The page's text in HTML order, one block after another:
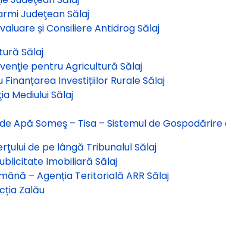
Judeţean Sălaj
și Consiliere Antidrog Sălaj
Sălaj
pentru Agricultură Sălaj
Investițiilor Rurale Sălaj
Mediului Sălaj
Apă Someş – Tisa – Sistemul de
de pe lângă Tribunalul Sălaj
Imobiliară Sălaj
– Agenția Teritorială ARR Sălaj
Zalău